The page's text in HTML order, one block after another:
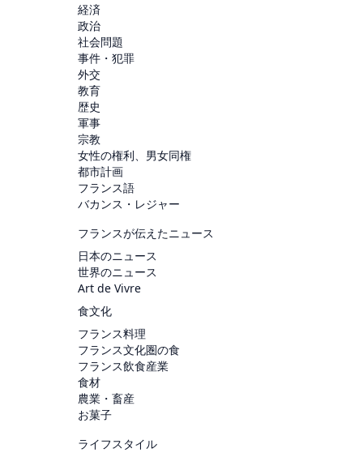
経済
政治
社会問題
事件・犯罪
外交
教育
歴史
軍事
宗教
女性の権利、男女同権
都市計画
フランス語
バカンス・レジャー
フランスが伝えたニュース
日本のニュース
世界のニュース
Art de Vivre
食文化
フランス料理
フランス文化圏の食
フランス飲食産業
食材
農業・畜産
お菓子
ライフスタイル